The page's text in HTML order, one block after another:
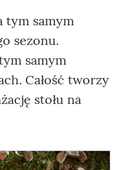
tym samym
sezonu.
samym
Całość tworzy
stołu na